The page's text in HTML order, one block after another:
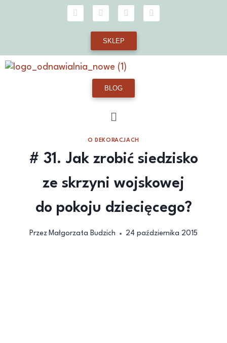
SKLEP
BLOG
O DEKORACJACH
# 31. Jak zrobić siedzisko
ze skrzyni wojskowej
do pokoju dziecięcego?
Przez Małgorzata Budzich 24 października 2015